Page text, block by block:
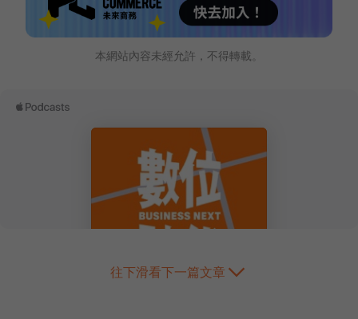
本網站內容未經允許，不得轉載。
往下滑看下一篇文章